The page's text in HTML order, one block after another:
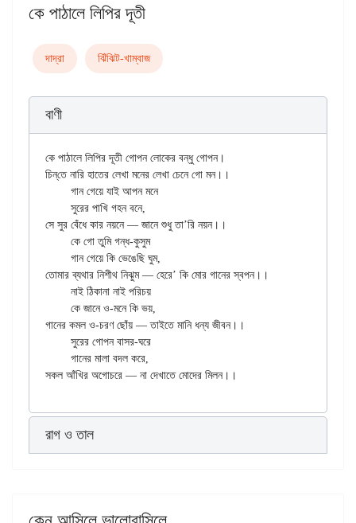
কে পাঠালে লিপির দূতী
দাদ্‌রা ঝিঁঝিট-খাম্বাজ
বাণী
কে পাঠালে লিপির দূতী গোপন লোকের বন্ধু গোপন।
চিন্‌তে নারি হাতের লেখা মনের লেখা চেনে গো মন।।
সে সুর বেঁধে কার নয়নে — জানে শুধু তা’রি নয়ন।।
তোমার ব্যথার নিশীথ নিঝুম — হেরে’ কি মোর গানের স্বপন।।
গানের কমল ও-চরণ ছোঁয় — তাইতে মানি ধন্য জীবন।।
রাগ ও তাল